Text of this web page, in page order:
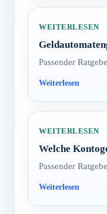
WEITERLESEN
Passender
WEITERLESEN
Welche
Passender